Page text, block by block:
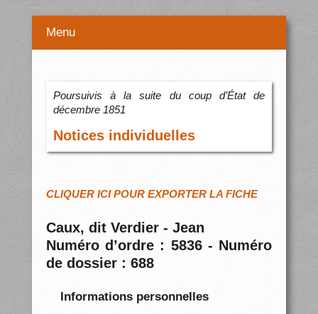
Menu
Poursuivis à la suite du coup d’État de
décembre 1851
Notices individuelles
CLIQUER ICI POUR EXPORTER LA FICHE
Caux, dit Verdier - Jean
Numéro d’ordre : 5836 - Numéro
de dossier : 688
Informations personnelles